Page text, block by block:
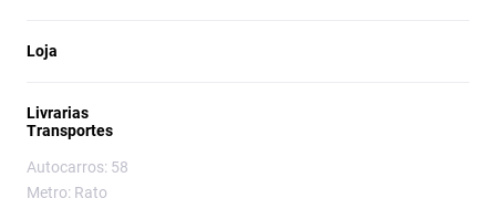
Loja
Livrarias
Transportes
Autocarros: 58
Metro: Rato